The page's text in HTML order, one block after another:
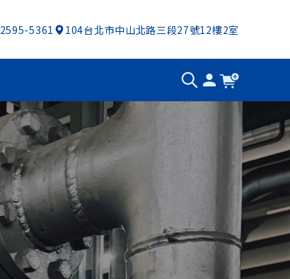
5361 104台北市中山北路三段27號12樓2室